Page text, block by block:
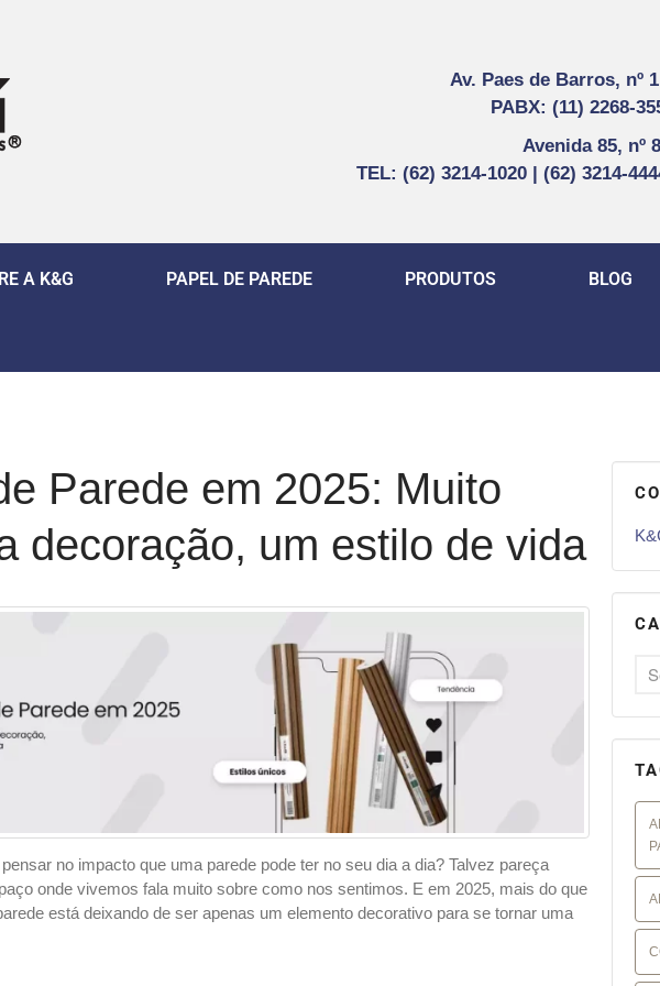
Av. Paes de Barros, nº
PABX: (11) 2268-
Avenida 85, nº
TEL: (62) 3214-1020 | (62) 3214-
A K&G PAPEL DE PAREDE PRODUTOS BLOG
Parede em 2025: Muito
decoração, um estilo de vida
no impacto que uma parede pode ter no seu dia a dia? Talvez pareça
onde vivemos fala muito sobre como nos sentimos. E em 2025, mais do que
está deixando de ser apenas um elemento decorativo para se tornar uma